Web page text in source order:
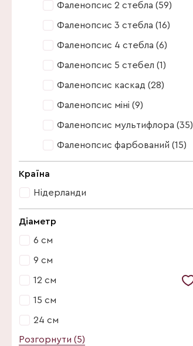
Фаленопсис 2 стебла (59)
Фаленопсис 3 стебла (16)
Фаленопсис 4 стебла (6)
Фаленопсис 5 стебел (1)
Фаленопсис каскад (28)
Фаленопсис міні (9)
Фаленопсис мультифлора (35)
Фаленопсис фарбований (15)
Фаленопсис фарбований (15)
Країна
Нідерланди
Діаметр
6 см
9 см
12 см
15 см
24 см
6 см
Розгорнути (5)